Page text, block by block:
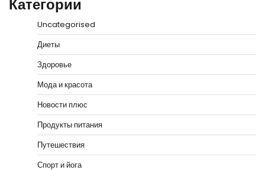
Категории
Uncategorised
Диеты
Здоровье
Мода и красота
Новости плюс
Продукты питания
Путешествия
Спорт и йога